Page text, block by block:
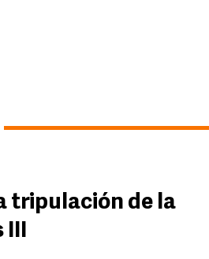
tripulación de la
III